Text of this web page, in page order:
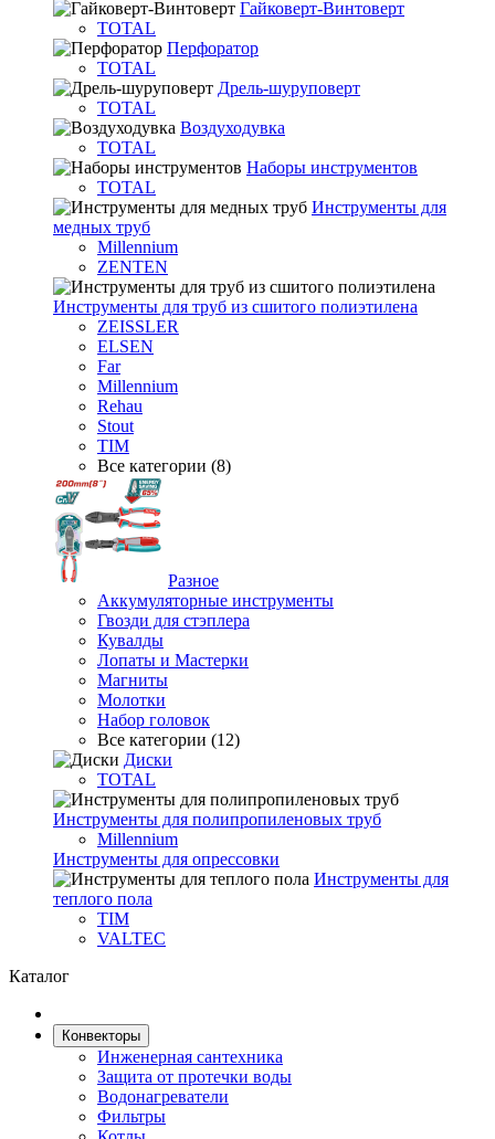
Гайковерт-Винтоверт
TOTAL
Перфоратор
TOTAL
Дрель-шуруповерт
TOTAL
Воздуходувка
TOTAL
Наборы инструментов
TOTAL
Инструменты для
медных труб
Millennium
ZENTEN
Инструменты для труб из сшитого полиэтилена
ZEISSLER
ELSEN
Far
Millennium
Rehau
Stout
TIM
Все категории (8)
Разное
Аккумуляторные инструменты
Гвозди для стэплера
Кувалды
Лопаты и Мастерки
Магниты
Молотки
Набор головок
Все категории (12)
Диски
TOTAL
Инструменты для полипропиленовых труб
Millennium
Инструменты для опрессовки
Инструменты для
теплого пола
TIM
VALTEC
Каталог
Конвекторы
Инженерная сантехника
Защита от протечки воды
Водонагреватели
Фильтры